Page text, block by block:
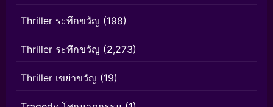
Thriller ระทึกขวัญ (198)
Thriller ระทึกขวัญ (2,273)
Thriller เขย่าขวัญ (19)